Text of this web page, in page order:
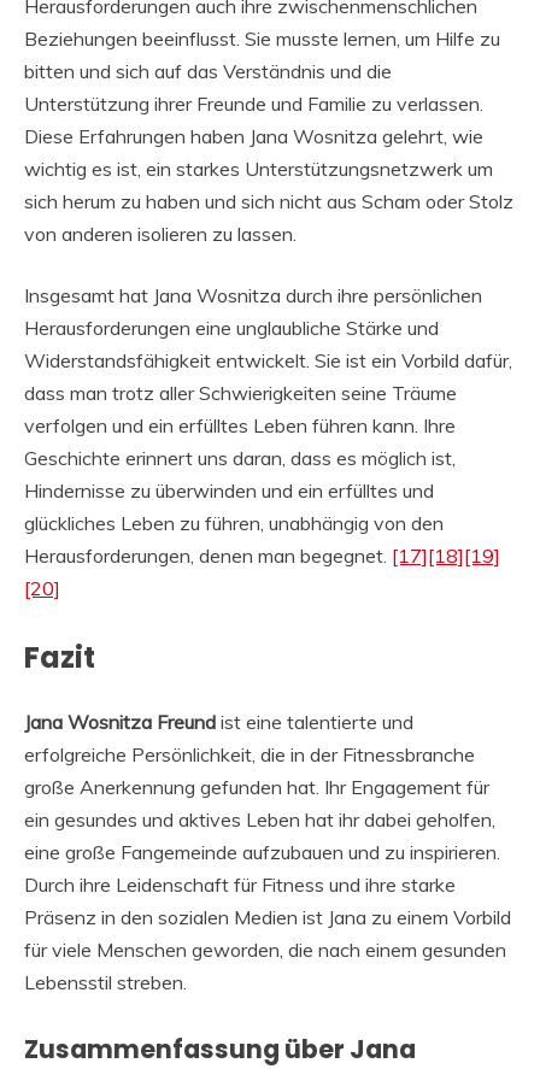
Herausforderungen auch ihre zwischenmenschlichen
Beziehungen beeinflusst. Sie musste lernen, um Hilfe zu
bitten und sich auf das Verständnis und die
Unterstützung ihrer Freunde und Familie zu verlassen.
Diese Erfahrungen haben Jana Wosnitza gelehrt, wie
wichtig es ist, ein starkes Unterstützungsnetzwerk um
sich herum zu haben und sich nicht aus Scham oder Stolz
von anderen isolieren zu lassen.
Insgesamt hat Jana Wosnitza durch ihre persönlichen
Herausforderungen eine unglaubliche Stärke und
Widerstandsfähigkeit entwickelt. Sie ist ein Vorbild dafür,
dass man trotz aller Schwierigkeiten seine Träume
verfolgen und ein erfülltes Leben führen kann. Ihre
Geschichte erinnert uns daran, dass es möglich ist,
Hindernisse zu überwinden und ein erfülltes und
glückliches Leben zu führen, unabhängig von den
Herausforderungen, denen man begegnet. [17][18][19]
[20]
Fazit
Jana Wosnitza Freund ist eine talentierte und
erfolgreiche Persönlichkeit, die in der Fitnessbranche
große Anerkennung gefunden hat. Ihr Engagement für
ein gesundes und aktives Leben hat ihr dabei geholfen,
eine große Fangemeinde aufzubauen und zu inspirieren.
Durch ihre Leidenschaft für Fitness und ihre starke
Präsenz in den sozialen Medien ist Jana zu einem Vorbild
für viele Menschen geworden, die nach einem gesunden
Lebensstil streben.
Zusammenfassung über Jana